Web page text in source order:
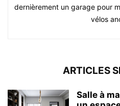
dernièrement un garage pour
vélos
ARTICLES
Salle à